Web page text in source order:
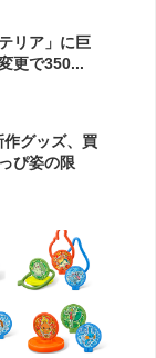
リア」に巨
更で350...
作グッズ、買
ぴ姿の限